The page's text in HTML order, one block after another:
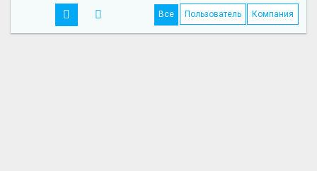
Все Пользователь Компания